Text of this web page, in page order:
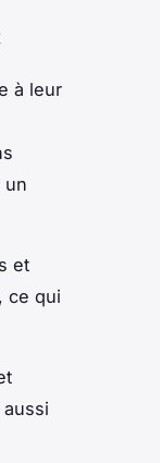
à leur
un
et
ce qui